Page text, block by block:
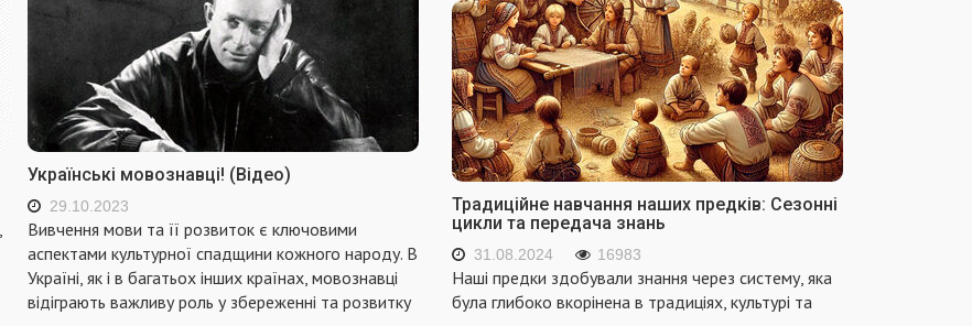
Українські мовознавці! (Відео)
29.10.2023
Вивчення мови та її розвиток є ключовими
аспектами культурної спадщини кожного народу. В
Україні, як і в багатьох інших країнах, мовознавці
відіграють важливу роль у збереженні та розвитку
Традиційне навчання наших предків: Сезонні
цикли та передача знань
31.08.2024 16983
Наші предки здобували знання через систему, яка
була глибоко вкорінена в традиціях, культурі та